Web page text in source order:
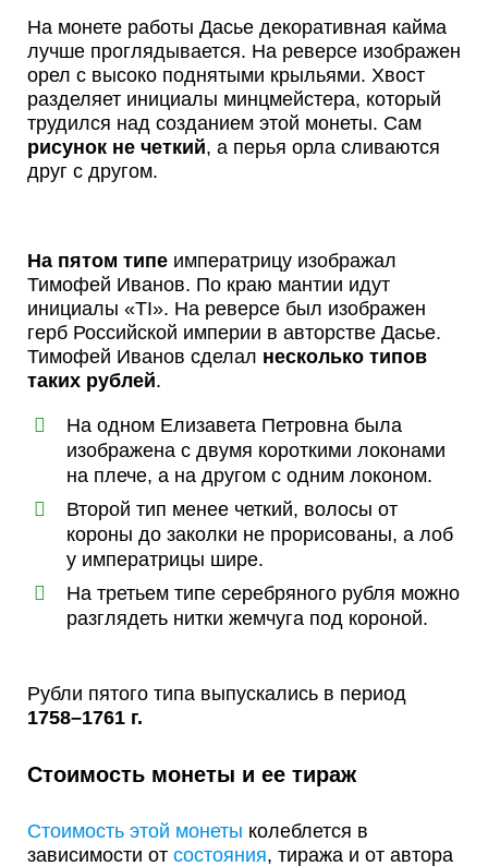
На монете работы Дасье декоративная кайма
лучше проглядывается. На реверсе изображен
орел с высоко поднятыми крыльями. Хвост
разделяет инициалы минцмейстера, который
трудился над созданием этой монеты. Сам
рисунок не четкий, а перья орла сливаются
друг с другом.
На пятом типе императрицу изображал
Тимофей Иванов. По краю мантии идут
инициалы «ТІ». На реверсе был изображен
герб Российской империи в авторстве Дасье.
Тимофей Иванов сделал несколько типов
таких рублей.
На одном Елизавета Петровна была
изображена с двумя короткими локонами
на плече, а на другом с одним локоном.
Второй тип менее четкий, волосы от
короны до заколки не прорисованы, а лоб
у императрицы шире.
На третьем типе серебряного рубля можно
разглядеть нитки жемчуга под короной.
Рубли пятого типа выпускались в период
1758–1761 г.
Стоимость монеты и ее тираж
Стоимость этой монеты колеблется в
зависимости от состояния, тиража и от автора